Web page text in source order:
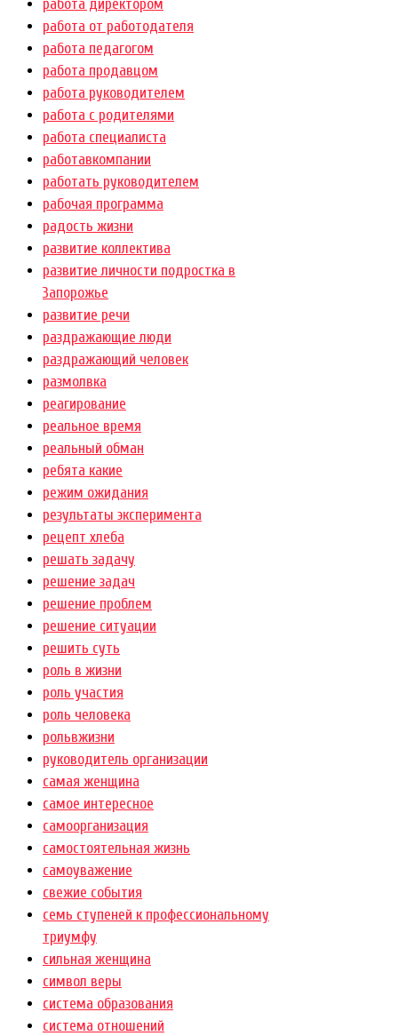
работа директором
работа от работодателя
работа педагогом
работа продавцом
работа руководителем
работа с родителями
работа специалиста
работавкомпании
работать руководителем
рабочая программа
радость жизни
развитие коллектива
развитие личности подростка в
Запорожье
развитие речи
раздражающие люди
раздражающий человек
размолвка
реагирование
реальное время
реальный обман
ребята какие
режим ожидания
результаты эксперимента
рецепт хлеба
решать задачу
решение задач
решение проблем
решение ситуации
решить суть
роль в жизни
роль участия
роль человека
рольвжизни
руководитель организации
самая женщина
самое интересное
самоорганизация
самостоятельная жизнь
самоуважение
свежие события
семь ступеней к профессиональному
триумфу
сильная женщина
символ веры
система образования
система отношений